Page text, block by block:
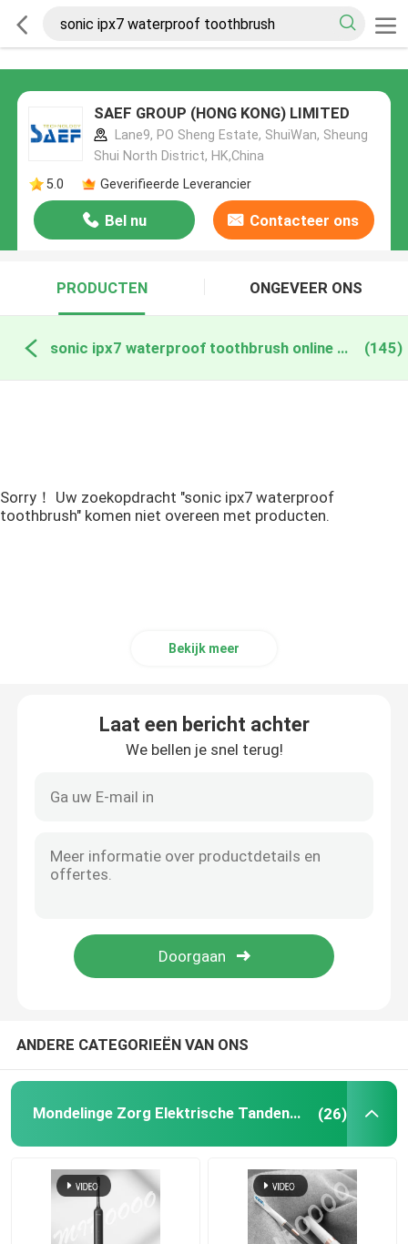
SAEF GROUP (HONG KONG) LIMITED
Lane9, PO Sheng Estate, ShuiWan, Sheung
Shui North District, HK,China
5.0
Geverifieerde Leverancier
Bel nu Contacteer ons
PRODUCTEN ONGEVEER ONS
sonic ipx7 waterproof toothbrush online fabricage (145)
Sorry！ Uw zoekopdracht "sonic ipx7 waterproof
toothbrush" komen niet overeen met producten.
Bekijk meer
Laat een bericht achter
We bellen je snel terug!
ANDERE CATEGORIEËN VAN ONS
Mondelinge Zorg Elektrische Tandenborstel (26)